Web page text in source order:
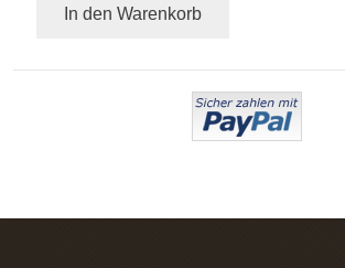
In den Warenkorb